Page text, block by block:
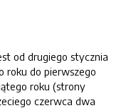
od drugiego stycznia
roku do pierwszego
roku (strony
czerwca dwa